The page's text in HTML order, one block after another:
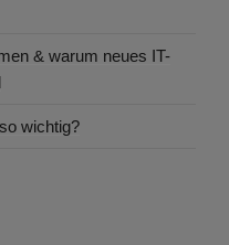
& warum neues IT-
wichtig?